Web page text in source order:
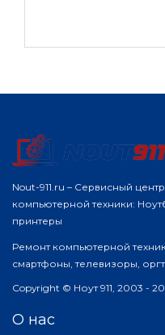
Nout-911.ru – Сервисный
компьютерной техники:
принтеры
Ремонт компьютерной
смартфоны, телевизоры,
Copyright © Ноут 911, 2003 -
О нас